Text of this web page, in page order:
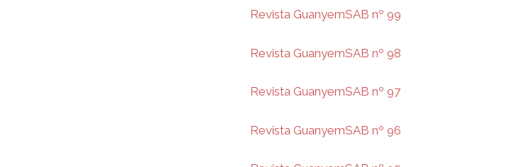
Revista GuanyemSAB nº 99
Revista GuanyemSAB nº 98
Revista GuanyemSAB nº 97
Revista GuanyemSAB nº 96